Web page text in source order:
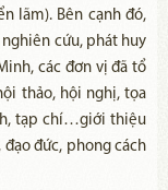
lãm). Bên cạnh đó,
cứu, phát huy
các đơn vị đã tổ
thảo, hội nghị, tọa
tạp chí…giới thiệu
đức, phong cách